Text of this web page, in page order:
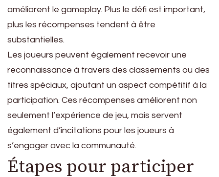
améliorent le gameplay. Plus le défi est important,
plus les récompenses tendent à être
substantielles.
Les joueurs peuvent également recevoir une
reconnaissance à travers des classements ou des
titres spéciaux, ajoutant un aspect compétitif à la
participation. Ces récompenses améliorent non
seulement l’expérience de jeu, mais servent
également d’incitations pour les joueurs à
s’engager avec la communauté.
Étapes pour participer